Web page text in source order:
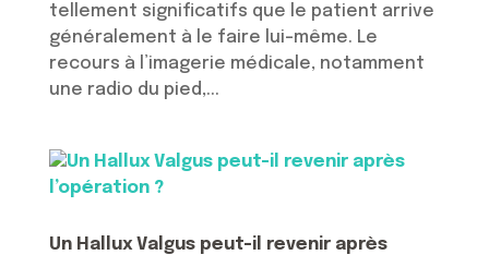
tellement significatifs que le patient arrive
généralement à le faire lui-même. Le
recours à l’imagerie médicale, notamment
une radio du pied,...
Un Hallux Valgus peut-il revenir après